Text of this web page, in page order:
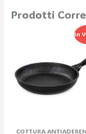
Prodotti
In
COTTURA
Prezzo
35,57 €.
Il